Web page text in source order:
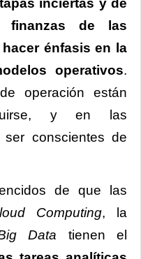
inciertas y de
finanzas de las
énfasis en la
operativos.
operación están
y en las
ser conscientes de
de que las
Computing, la
Data tienen el